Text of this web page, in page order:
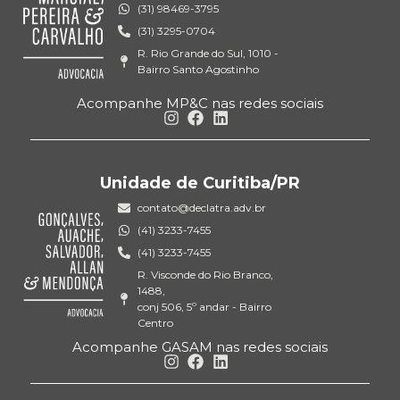
(31) 98469-3795
(31) 3295-0704
R. Rio Grande do Sul, 1010 -
Bairro Santo Agostinho
Acompanhe MP&C nas redes sociais
Unidade de Curitiba/PR
contato@declatra.adv.br
(41) 3233-7455
(41) 3233-7455
R. Visconde do Rio Branco,
1488,
conj 506, 5º andar - Bairro
Centro
Acompanhe GASAM nas redes sociais